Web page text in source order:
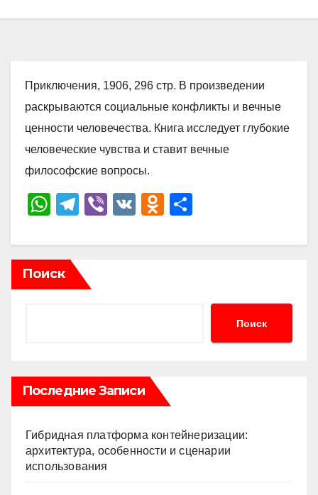
Приключения, 1906, 296 стр. В произведении
раскрываются социальные конфликты и вечные
ценности человечества. Книга исследует глубокие
человеческие чувства и ставит вечные
философские вопросы.
W
at
s
A
T
e
gr
a
Vi
er
V
O
n
р
ть
Поиск
Поиск
Последние Записи
Гибридная платформа контейнеризации:
архитектура, особенности и сценарии
использования